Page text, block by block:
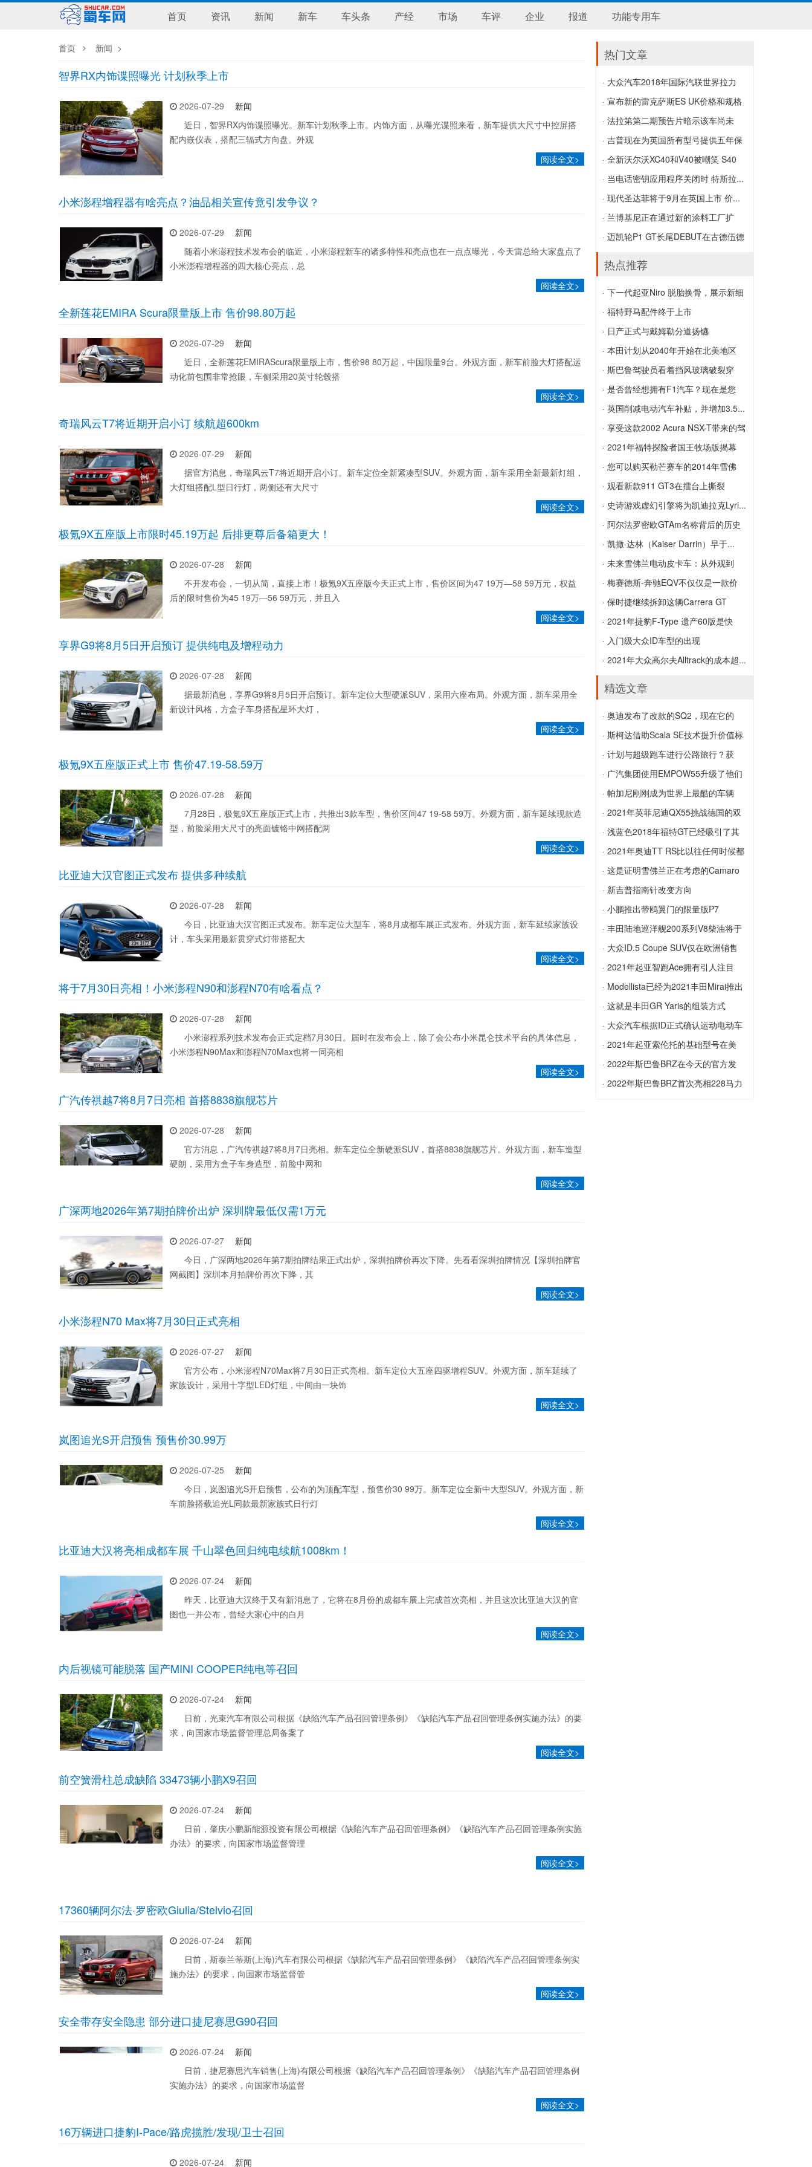
首页 资讯 新闻 新车 车头条 产经 市场 车评 企业 报道 功能专用车
首页 新闻 >
智界RX内饰谍照曝光 计划秋季上市
2026-07-29
新闻
近日，智界RX内饰谍照曝光。新车计划秋季上市。内饰方面，从曝光谍照来看，新车提供大尺寸中控屏搭
配内嵌仪表，搭配三辐式方向盘。外观
阅读全文>
小米澎程增程器有啥亮点？油品相关宣传竟引发争议？
2026-07-29
新闻
随着小米澎程技术发布会的临近，小米澎程新车的诸多特性和亮点也在一点点曝光，今天雷总给大家盘点了
小米澎程增程器的四大核心亮点，总
阅读全文>
全新莲花EMIRA Scura限量版上市 售价98.80万起
2026-07-29
新闻
近日，全新莲花EMIRAScura限量版上市，售价98 80万起，中国限量9台。外观方面，新车前脸大灯搭配运
动化前包围非常抢眼，车侧采用20英寸轮毂搭
阅读全文>
奇瑞风云T7将近期开启小订 续航超600km
2026-07-29
新闻
据官方消息，奇瑞风云T7将近期开启小订。新车定位全新紧凑型SUV。外观方面，新车采用全新最新灯组，
大灯组搭配L型日行灯，两侧还有大尺寸
阅读全文>
极氪9X五座版上市限时45.19万起 后排更尊后备箱更大！
2026-07-28
新闻
不开发布会，一切从简，直接上市！极氪9X五座版今天正式上市，售价区间为47 19万—58 59万元，权益
后的限时售价为45 19万—56 59万元，并且入
阅读全文>
享界G9将8月5日开启预订 提供纯电及增程动力
2026-07-28
新闻
据最新消息，享界G9将8月5日开启预订。新车定位大型硬派SUV，采用六座布局。外观方面，新车采用全
新设计风格，方盒子车身搭配星环大灯，
阅读全文>
极氪9X五座版正式上市 售价47.19-58.59万
2026-07-28
新闻
7月28日，极氪9X五座版正式上市，共推出3款车型，售价区间47 19-58 59万。外观方面，新车延续现款造
型，前脸采用大尺寸的亮面镀铬中网搭配两
阅读全文>
比亚迪大汉官图正式发布 提供多种续航
2026-07-28
新闻
今日，比亚迪大汉官图正式发布。新车定位大型车，将8月成都车展正式发布。外观方面，新车延续家族设
计，车头采用最新贯穿式灯带搭配大
阅读全文>
将于7月30日亮相！小米澎程N90和澎程N70有啥看点？
2026-07-28
新闻
小米澎程系列技术发布会正式定档7月30日。届时在发布会上，除了会公布小米昆仑技术平台的具体信息，
小米澎程N90Max和澎程N70Max也将一同亮相
阅读全文>
广汽传祺越7将8月7日亮相 首搭8838旗舰芯片
2026-07-28
新闻
官方消息，广汽传祺越7将8月7日亮相。新车定位全新硬派SUV，首搭8838旗舰芯片。外观方面，新车造型
硬朗，采用方盒子车身造型，前脸中网和
阅读全文>
广深两地2026年第7期拍牌价出炉 深圳牌最低仅需1万元
2026-07-27
新闻
今日，广深两地2026年第7期拍牌结果正式出炉，深圳拍牌价再次下降。先看看深圳拍牌情况【深圳拍牌官
网截图】深圳本月拍牌价再次下降，其
阅读全文>
小米澎程N70 Max将7月30日正式亮相
2026-07-27
新闻
官方公布，小米澎程N70Max将7月30日正式亮相。新车定位大五座四驱增程SUV。外观方面，新车延续了
家族设计，采用十字型LED灯组，中间由一块饰
阅读全文>
岚图追光S开启预售 预售价30.99万
2026-07-25
新闻
今日，岚图追光S开启预售，公布的为顶配车型，预售价30 99万。新车定位全新中大型SUV。外观方面，新
车前脸搭载追光L同款最新家族式日行灯
阅读全文>
比亚迪大汉将亮相成都车展 千山翠色回归纯电续航1008km！
2026-07-24
新闻
昨天，比亚迪大汉终于又有新消息了，它将在8月份的成都车展上完成首次亮相，并且这次比亚迪大汉的官
图也一并公布，曾经大家心中的白月
阅读全文>
内后视镜可能脱落 国产MINI COOPER纯电等召回
2026-07-24
新闻
日前，光束汽车有限公司根据《缺陷汽车产品召回管理条例》《缺陷汽车产品召回管理条例实施办法》的要
求，向国家市场监督管理总局备案了
阅读全文>
前空簧滑柱总成缺陷 33473辆小鹏X9召回
2026-07-24
新闻
日前，肇庆小鹏新能源投资有限公司根据《缺陷汽车产品召回管理条例》《缺陷汽车产品召回管理条例实施
办法》的要求，向国家市场监督管理
阅读全文>
17360辆阿尔法·罗密欧Giulia/Stelvio召回
2026-07-24
新闻
日前，斯泰兰蒂斯(上海)汽车有限公司根据《缺陷汽车产品召回管理条例》《缺陷汽车产品召回管理条例实
施办法》的要求，向国家市场监督管
阅读全文>
安全带存安全隐患 部分进口捷尼赛思G90召回
2026-07-24
新闻
日前，捷尼赛思汽车销售(上海)有限公司根据《缺陷汽车产品召回管理条例》《缺陷汽车产品召回管理条例
实施办法》的要求，向国家市场监督
阅读全文>
16万辆进口捷豹I-Pace/路虎揽胜/发现/卫士召回
2026-07-24 新闻
热门文章
· 大众汽车2018年国际汽联世界拉力
锦...
大众汽车2018年国际汽联世界拉力锦标
赛冠军头衔
· 宣布新的雷克萨斯ES UK价格和规格
宣布新的雷克萨斯ES UK价格和规格
· 法拉第第二期预告片暗示该车尚未
投...
法拉第第二期预告片暗示该车尚未投入生
产
· 吉普现在为英国所有型号提供五年保
修
吉普现在为英国所有型号提供五年保修
· 全新沃尔沃XC40和V40被嘲笑 S40
将...
全新沃尔沃XC40和V40被嘲笑 S40将在
不久的将来效仿
· 当电话密钥应用程序关闭时 特斯拉...
当电话密钥应用程序关闭时 特斯拉所有
者在劳动节锁定了汽车
· 现代圣达菲将于9月在英国上市 价...
现代圣达菲将于9月在英国上市 价格和规
格
· 兰博基尼正在通过新的涂料工厂扩
大...
的生产基地
· 迈凯轮P1 GT长尾DEBUT在古德伍德
节上
热点推荐
· 下一代起亚Niro 脱胎换骨，展示新细
节
下一代起亚Niro 脱胎换骨，展示新细节
· 福特野马配件终于上市
福特野马配件终于上市
· 日产正式与戴姆勒分道扬镳
日产正式与戴姆勒分道扬镳
· 本田计划从2040年开始在北美地区
销...
本田计划从2040年开始在北美地区销售
纯电动汽车
· 斯巴鲁驾驶员看着挡风玻璃破裂穿
越...
斯巴鲁驾驶员看着挡风玻璃破裂穿越了几
个州
· 是否曾经想拥有F1汽车？现在是您
的...
是否曾经想拥有F1汽车？现在是您的机
会，这款2019 Toro Rosso STR14
· 英国削减电动汽车补贴，并增加3.5...
英国削减电动汽车补贴，并增加3.5万英
镑的价格上限
· 享受这款2002 Acura NSX-T带来的驾
驶乐趣
享受这款2002 Acura NSX-T带来的驾驶
乐趣
· 2021年福特探险者国王牧场版揭幕
2021年福特探险者国王牧场版揭幕
· 您可以购买勒芒赛车的2014年雪佛
兰...
您可以购买勒芒赛车的2014年雪佛兰
Corvette C7.R
· 观看新款911 GT3在擂台上撕裂
观看新款911 GT3在擂台上撕裂
· 史诗游戏虚幻引擎将为凯迪拉克Lyri...
史诗游戏虚幻引擎将为凯迪拉克Lyriq信息
娱乐图形提供动力
· 阿尔法罗密欧GTAm名称背后的历史
阿尔法罗密欧GTAm名称背后的历史
· 凯撒·达林（Kaiser Darrin）早于...
凯撒·达林（Kaiser Darrin）早于时代，现
在可以抢夺它了
· 未来雪佛兰电动皮卡车：从外观到
技...
未来雪佛兰电动皮卡车：从外观到技术，
我们所知道的一切
· 梅赛德斯-奔驰EQV不仅仅是一款价
格...
梅赛德斯-奔驰EQV不仅仅是一款价格昂
贵的电动v级车吗?
· 保时捷继续拆卸这辆Carrera GT
保时捷继续拆卸这辆Carrera GT
· 2021年捷豹F-Type 遗产60版是快
速...
2021年捷豹F-Type 遗产60版是快速，独
家和经典的绿色
· 入门级大众ID车型的出现
入门级大众ID车型的出现
· 2021年大众高尔夫Alltrack的成本超...
国途观Allspace
精选文章
· 奥迪发布了改款的SQ2，现在它的
设...
奥迪发布了改款的SQ2，现在它的设计更
加犀利
· 斯柯达借助Scala SE技术提升价值标
杆
斯柯达借助Scala SE技术提升价值标杆
· 计划与超级跑车进行公路旅行？获
取...
计划与超级跑车进行公路旅行？获取法拉
利SF90 Stradale
· 广汽集团使用EMPOW55升级了他们
的设计
广汽集团使用EMPOW55升级了他们的设
计
· 帕加尼刚刚成为世界上最酷的车辆
配...
帕加尼刚刚成为世界上最酷的车辆配置器
· 2021年英菲尼迪QX55挑战德国的双
门跑车
2021年英菲尼迪QX55挑战德国的双门跑
车
· 浅蓝色2018年福特GT已经吸引了其
原...
浅蓝色2018年福特GT已经吸引了其原始
标价的40％
· 2021年奥迪TT RS比以往任何时候都
贵
2021年奥迪TT RS比以往任何时候都贵
· 这是证明雪佛兰正在考虑的Camaro
SUV
这是证明雪佛兰正在考虑的Camaro SUV
· 新吉普指南针改变方向
新吉普指南针改变方向
· 小鹏推出带鸥翼门的限量版P7
小鹏推出带鸥翼门的限量版P7
· 丰田陆地巡洋舰200系列V8柴油将于
2...
丰田陆地巡洋舰200系列V8柴油将于2021
年3月停止生产
· 大众ID.5 Coupe SUV仅在欧洲销售
大众ID.5 Coupe SUV仅在欧洲销售
· 2021年起亚智跑Ace拥有引人注目
的...
2021年起亚智跑Ace拥有引人注目的新外
观，其中包括比生活格栅更大的格栅
· Modellista已经为2021丰田Mirai推出
了套件
Modellista已经为2021丰田Mirai推出了套
件
· 这就是丰田GR Yaris的组装方式
这就是丰田GR Yaris的组装方式
· 大众汽车根据ID正式确认运动电动车
大众汽车根据ID正式确认运动电动车
· 2021年起亚索伦托的基础型号在美
国...
2021年起亚索伦托的基础型号在美国以
· 2022年斯巴鲁BRZ在今天的官方发
布...
· 2022年斯巴鲁BRZ首次亮相228马力